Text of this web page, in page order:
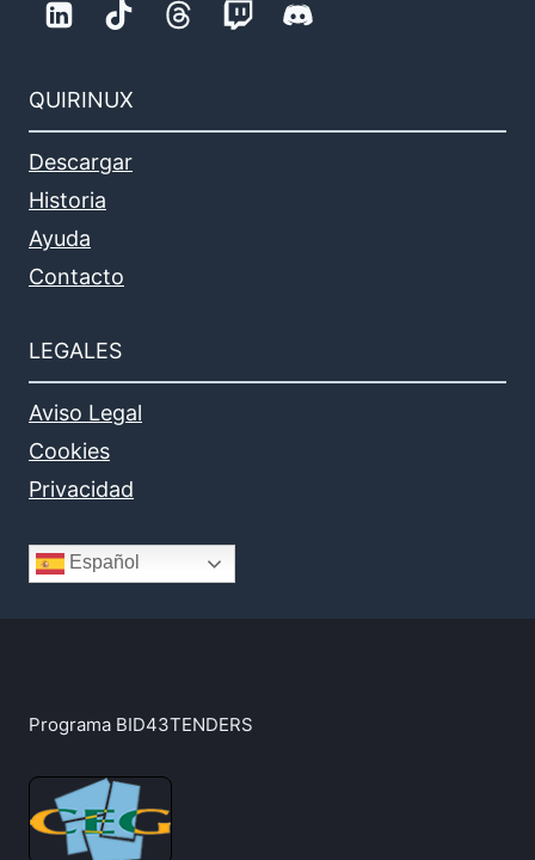
QUIRINUX
Descargar
Historia
Ayuda
Contacto
LEGALES
Aviso Legal
Cookies
Privacidad
Español
Programa BID43TENDERS